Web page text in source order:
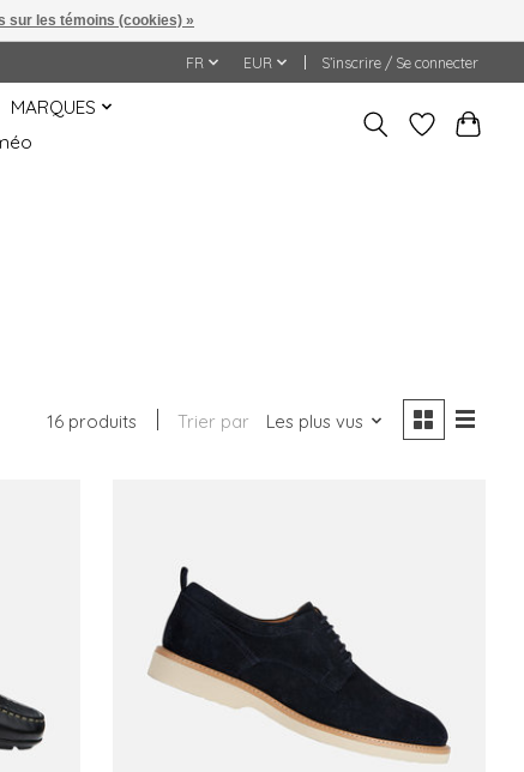
FR EUR S’inscrire / Se connecter
MARQUES
16 produits Trier par Les plus vus
sur les témoins (cookies) »